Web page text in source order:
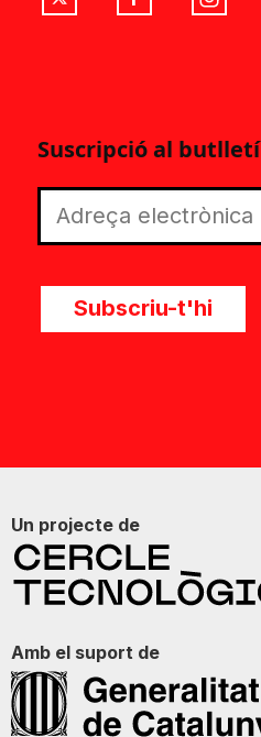
Suscripció al butlletí
Subscriu-t'hi
Un projecte de
Amb el suport de